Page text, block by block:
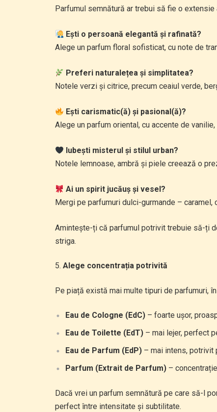
Parfumul semnătură ar trebui să fie o extensie
Ești o persoană elegantă și rafinată?
Alege un parfum floral sofisticat, cu note de
Preferi naturalețea și simplitatea?
Notele verzi și citrice, precum ceaiul verde,
Ești carismatic(ă) și pasional(ă)?
Alege un parfum oriental, cu accente de
Iubești misterul și stilul urban?
Notele lemnoase, ambră și piele creează o
Ai un spirit jucăuș și vesel?
Mergi pe parfumuri dulci-gurmande –
Amintește-ți că parfumul potrivit trebuie să-ți
striga.
Alege concentrația potrivită
Pe piață există mai multe tipuri de parfumuri,
Eau de Cologne (EdC) – foarte ușor,
Eau de Toilette (EdT) – mai lejer, perfect
Eau de Parfum (EdP) – mai intens, potrivit
Parfum (Extrait de Parfum) –
Dacă vrei un parfum semnătură pe care să-l
perfect între intensitate și subtilitate.